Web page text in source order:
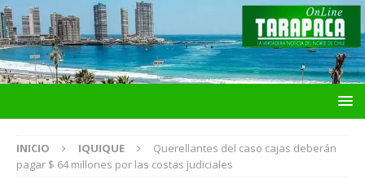
INICIO IQUIQUE
Querellantes del caso cajas deberán
pagar $ 64 millones por las costas judiciales